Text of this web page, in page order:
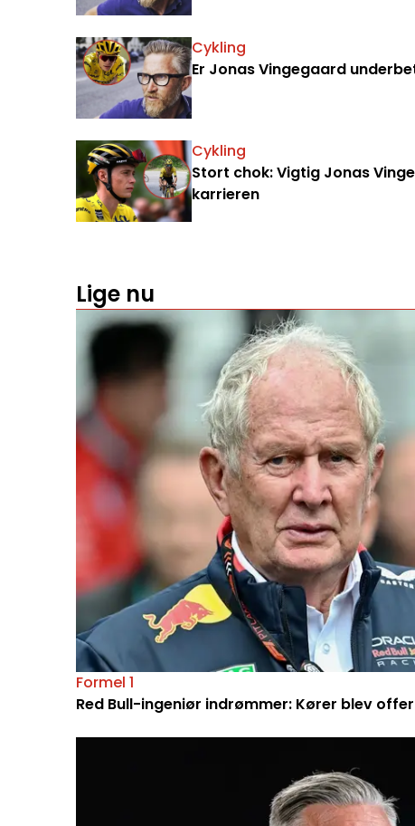
Cykling
Er Jonas Vingegaard
Cykling
Stort chok: Vigtig Jonas
karrieren
Lige nu
Formel 1
Red Bull-ingeniør indrømmer: Kører blev